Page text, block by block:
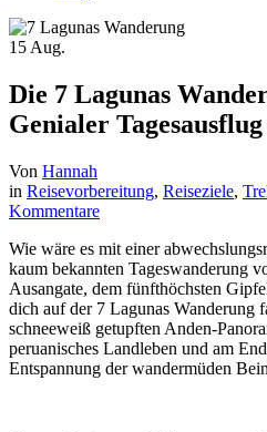
15 Aug.
Die 7 Lagunas
Genialer
Von Hannah
in Reisevorbereitung, Reiseziele,
Kommentare
Wie wäre es mit einer
kaum bekannten Tageswanderung
Ausangate, dem fünfthöchsten
dich auf der 7 Lagunas Wanderung
schneeweiß getupften Anden-
peruanisches Landleben und am
Entspannung der wandermüden